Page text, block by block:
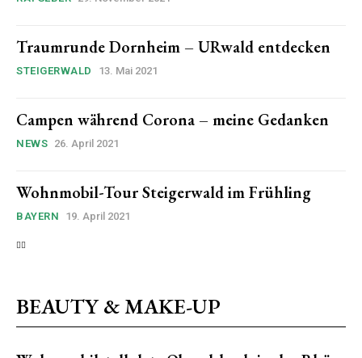
Traumrunde Dornheim – URwald entdecken
STEIGERWALD 13. Mai 2021
Campen während Corona – meine Gedanken
NEWS 26. April 2021
Wohnmobil-Tour Steigerwald im Frühling
BAYERN 19. April 2021
BEAUTY & MAKE-UP